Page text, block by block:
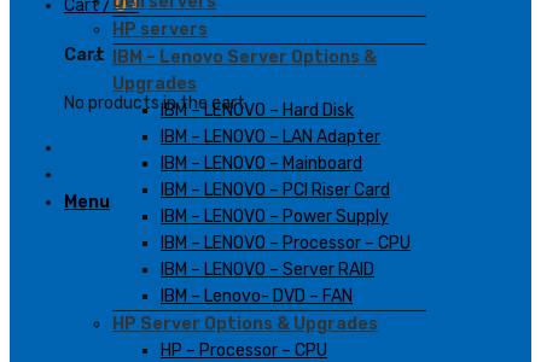
Cart /0₫
Cart
No products in the cart.
Menu
HP servers
IBM – Lenovo Server Options &
Upgrades
IBM – LENOVO – Hard Disk
IBM – LENOVO – LAN Adapter
IBM – LENOVO – Mainboard
IBM – LENOVO – PCI Riser Card
IBM – LENOVO – Power Supply
IBM – LENOVO – Processor – CPU
IBM – LENOVO – Server RAID
IBM – Lenovo- DVD – FAN
HP Server Options & Upgrades
HP – Processor – CPU